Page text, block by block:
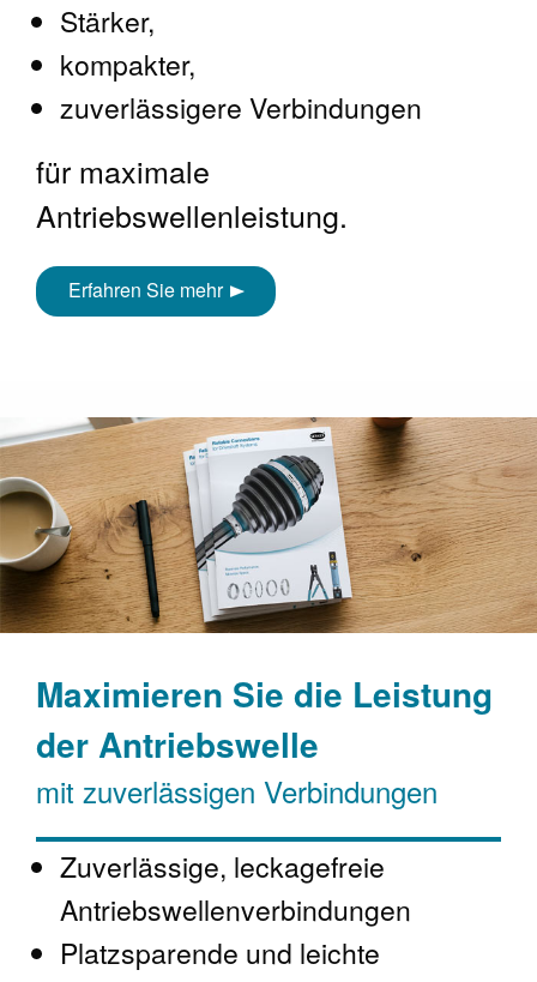
Stärker,
kompakter,
zuverlässigere Verbindungen
für maximale
Antriebswellenleistung.
Erfahren Sie mehr
Maximieren Sie die Leistung
der Antriebswelle
mit zuverlässigen Verbindungen
Zuverlässige, leckagefreie
Antriebswellenverbindungen
Platzsparende und leichte